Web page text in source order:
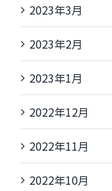
2023年3月
2023年2月
2023年1月
2022年12月
2022年11月
2022年10月